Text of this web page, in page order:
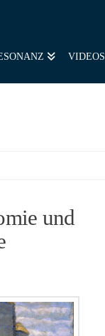
VIDEOS
und